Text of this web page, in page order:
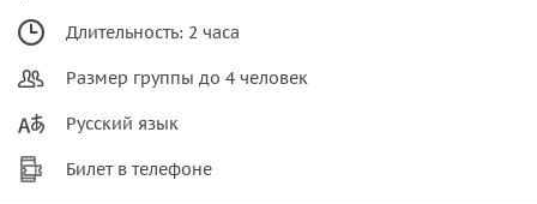
Длительность: 2 часа
Размер группы до 4 человек
Русский язык
Билет в телефоне